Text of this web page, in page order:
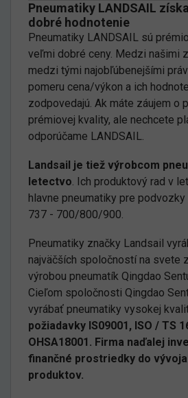
Pneumatiky LANDSAIL
dobré hodnotenie
Pneumatiky LANDSAIL sú
veľmi dobré ceny. Medzi našimi
medzi tými najobľúbenejšími
pomeru cena/výkon a ich
zodpovedajú. Ak máte záujem o
prémiovej kvality, ale nechcete
odporúčame LANDSAIL.
Landsail je tiež výrobcom
letectvo. Ich produktový rad v
hlavne pneumatiky pre
737 - 700/800/900.
Pneumatiky značky Landsail
najväčších spoločností na svete
výrobou pneumatík Qingdao
Cieľom spoločnosti Qingdao
vyrábať pneumatiky vysokej
požiadavky IS09001, ISO / TS
OHSA18001. Firma naďalej
finančné prostriedky do
produktov.